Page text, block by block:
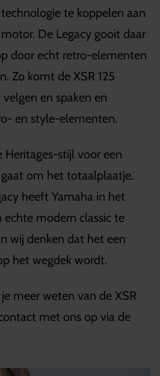
te koppelen aan
De Legacy gooit daar
door echt retro-elementen
Zo komt de XSR 125
en spaken en
en style-elementen.
Heritages-stijl voor een
om het totaalplaatje.
heeft Yamaha in het
echte modern classic te
wij denken dat het een
het wegdek wordt.
meer weten van de XSR
met ons op via de